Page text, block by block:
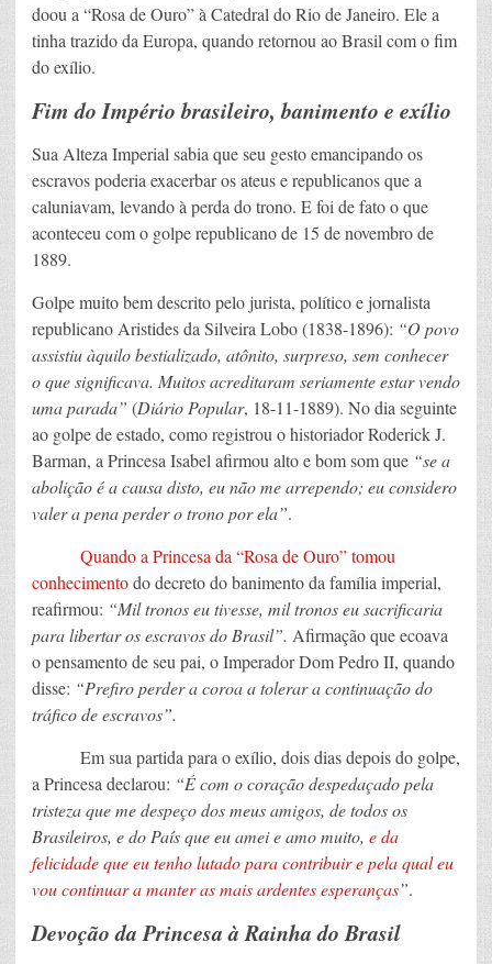
doou a “Rosa de Ouro” à Catedral do Rio de Janeiro. Ele a
tinha trazido da Europa, quando retornou ao Brasil com o fim
do exílio.
Fim do Império brasileiro, banimento e exílio
Sua Alteza Imperial sabia que seu gesto emancipando os
escravos poderia exacerbar os ateus e republicanos que a
caluniavam, levando à perda do trono. E foi de fato o que
aconteceu com o golpe republicano de 15 de novembro de
1889.
Golpe muito bem descrito pelo jurista, político e jornalista
republicano Aristides da Silveira Lobo (1838-1896): “O povo
assistiu àquilo bestializado, atônito, surpreso, sem conhecer
o que significava. Muitos acreditaram seriamente estar vendo
uma parada” (Diário Popular, 18-11-1889). No dia seguinte
ao golpe de estado, como registrou o historiador Roderick J.
Barman, a Princesa Isabel afirmou alto e bom som que “se a
abolição é a causa disto, eu não me arrependo; eu considero
valer a pena perder o trono por ela”.
Quando a Princesa da “Rosa de Ouro” tomou
conhecimentodo decreto do banimento da família imperial,
reafirmou: “Mil tronos eu tivesse, mil tronos eu sacrificaria
para libertar os escravos do Brasil”. Afirmação que ecoava
o pensamento de seu pai, o Imperador Dom Pedro II, quando
disse: “Prefiro perder a coroa a tolerar a continuação do
tráfico de escravos”.
Em sua partida para o exílio, dois dias depois do golpe,
a Princesa declarou: “É com o coração despedaçado pela
tristeza que me despeço dos meus amigos, de todos os
Brasileiros, e do País que eu amei e amo muito, e da
felicidade que eu tenho lutado para contribuir e pela qual eu
vou continuar a manter as mais ardentes esperanças”.
Devoção da Princesa à Rainha do Brasil